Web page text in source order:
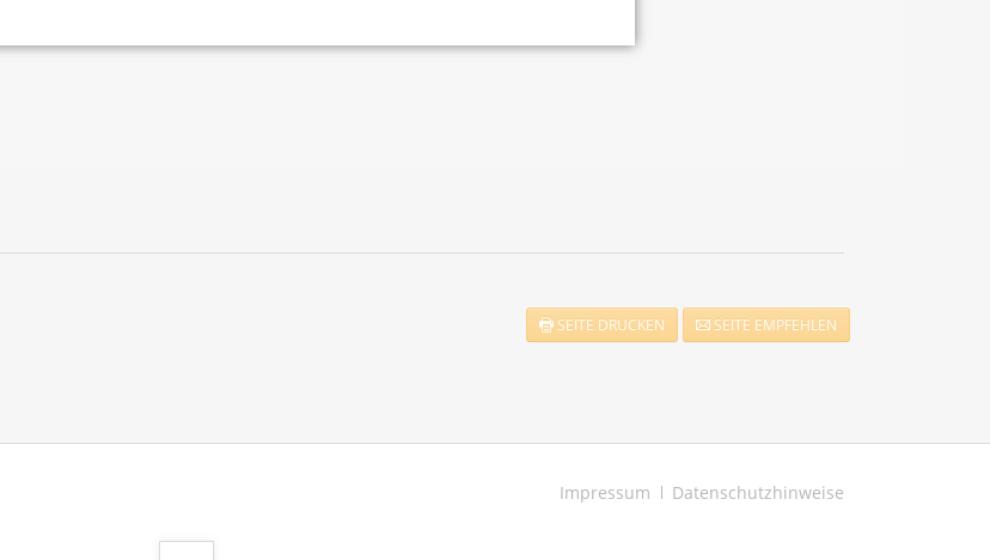
SEITE DRUCKEN SEITE EMPFEHLEN
Navigation
Impressum Datenschutzhinweise